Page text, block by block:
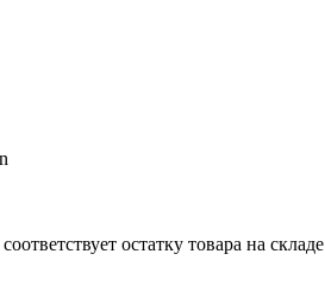
остатку товара на складе